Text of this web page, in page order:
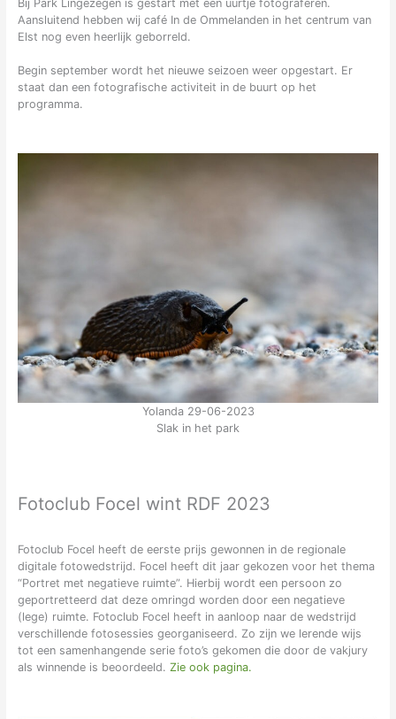
Bij Park Lingezegen is gestart met een uurtje fotograferen.
Aansluitend hebben wij café In de Ommelanden in het centrum van
Elst nog even heerlijk geborreld.
Begin september wordt het nieuwe seizoen weer opgestart. Er
staat dan een fotografische activiteit in de buurt op het
programma.
Yolanda 29-06-2023
Slak in het park
Fotoclub Focel wint RDF 2023
Fotoclub Focel heeft de eerste prijs gewonnen in de regionale
digitale fotowedstrijd. Focel heeft dit jaar gekozen voor het thema
“Portret met negatieve ruimte”. Hierbij wordt een persoon zo
geportretteerd dat deze omringd worden door een negatieve
(lege) ruimte. Fotoclub Focel heeft in aanloop naar de wedstrijd
verschillende fotosessies georganiseerd. Zo zijn we lerende wijs
tot een samenhangende serie foto’s gekomen die door de vakjury
als winnende is beoordeeld. Zie ook pagina.